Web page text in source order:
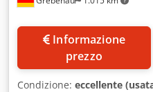
prezzo
Condizione: eccellente